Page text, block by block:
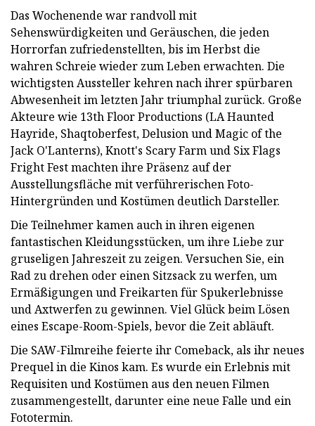
Das Wochenende war randvoll mit
Sehenswürdigkeiten und Geräuschen, die jeden
Horrorfan zufriedenstellten, bis im Herbst die
wahren Schreie wieder zum Leben erwachten. Die
wichtigsten Aussteller kehren nach ihrer spürbaren
Abwesenheit im letzten Jahr triumphal zurück. Große
Akteure wie 13th Floor Productions (LA Haunted
Hayride, Shaqtoberfest, Delusion und Magic of the
Jack O'Lanterns), Knott's Scary Farm und Six Flags
Fright Fest machten ihre Präsenz auf der
Ausstellungsfläche mit verführerischen Foto-
Hintergründen und Kostümen deutlich Darsteller.
Die Teilnehmer kamen auch in ihren eigenen
fantastischen Kleidungsstücken, um ihre Liebe zur
gruseligen Jahreszeit zu zeigen. Versuchen Sie, ein
Rad zu drehen oder einen Sitzsack zu werfen, um
Ermäßigungen und Freikarten für Spukerlebnisse
und Axtwerfen zu gewinnen. Viel Glück beim Lösen
eines Escape-Room-Spiels, bevor die Zeit abläuft.
Die SAW-Filmreihe feierte ihr Comeback, als ihr neues
Prequel in die Kinos kam. Es wurde ein Erlebnis mit
Requisiten und Kostümen aus den neuen Filmen
zusammengestellt, darunter eine neue Falle und ein
Fototermin.